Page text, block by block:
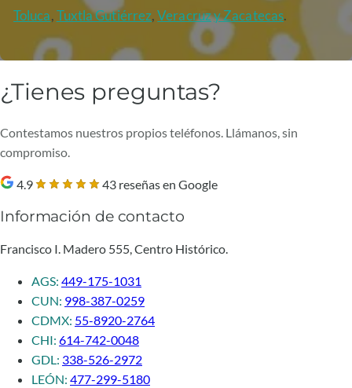
Toluca,Tuxtla Gutiérrez,Veracruzy Zacatecas.
¿Tienes preguntas?
Contestamos nuestros propios teléfonos. Llámanos, sin
compromiso.
4.9 43 reseñas en Google
Información de contacto
Francisco I. Madero 555, Centro Histórico.
AGS: 449-175-1031
CUN: 998-387-0259
CDMX: 55-8920-2764
CHI: 614-742-0048
GDL: 338-526-2972
LEÓN: 477-299-5180